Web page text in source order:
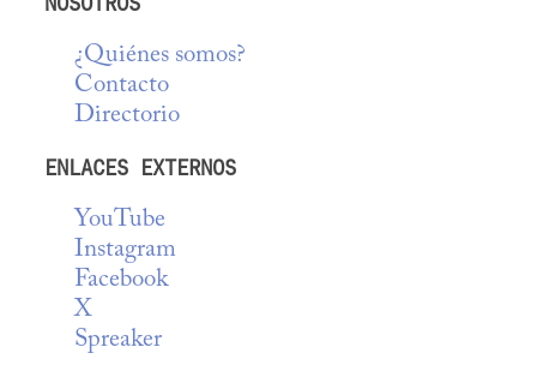
¿Quiénes somos?
Contacto
Directorio
ENLACES EXTERNOS
YouTube
Instagram
Facebook
X
Spreaker